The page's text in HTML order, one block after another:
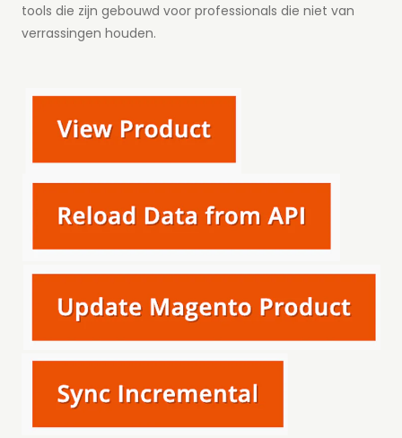
tools die zijn gebouwd voor professionals die niet van
verrassingen houden.